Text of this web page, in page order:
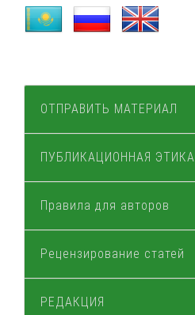
ОТПРАВИТЬ МАТЕРИАЛ
ПУБЛИКАЦИОННАЯ ЭТИКА
Правила для авторов
Рецензирование статей
РЕДАКЦИЯ